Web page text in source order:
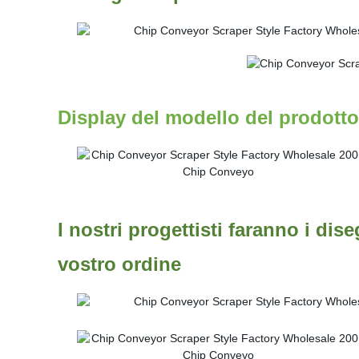
Display del modello del prodotto
I nostri progettisti faranno i
vostro ordine